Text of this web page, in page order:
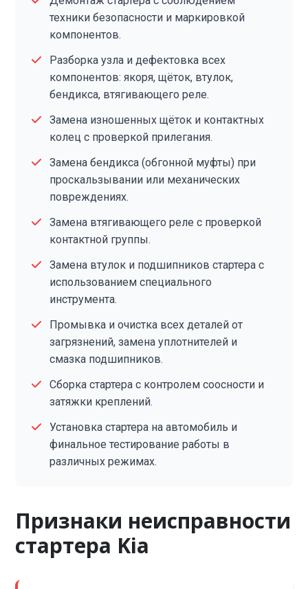
техники безопасности и маркировкой
компонентов.
Разборка узла и дефектовка всех
компонентов: якоря, щёток, втулок,
бендикса, втягивающего реле.
Замена изношенных щёток и контактных
колец с проверкой прилегания.
Замена бендикса (обгонной муфты) при
проскальзывании или механических
повреждениях.
Замена втягивающего реле с проверкой
контактной группы.
Замена втулок и подшипников стартера с
использованием специального
инструмента.
Промывка и очистка всех деталей от
загрязнений, замена уплотнителей и
смазка подшипников.
Сборка стартера с контролем соосности и
затяжки креплений.
Установка стартера на автомобиль и
финальное тестирование работы в
различных режимах.
Признаки неисправности
стартера Kia